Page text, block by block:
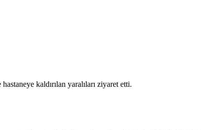
kaldırılan yaralıları ziyaret etti.